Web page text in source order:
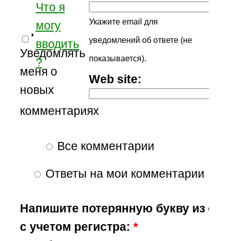
Укажите email для
уведомлений об ответе (не
показывается).
Web site:
Что я
могу
вводить
?
Уведомлять
меня о
новых
комментариях
Все комментарии
Ответы на мои комментарии
Напишите потерянную букву из
с учетом регистра:*